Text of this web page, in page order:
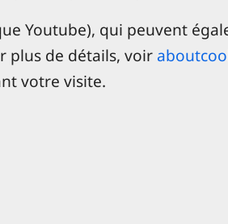
Youtube), qui peuvent
plus de détails, voir
votre visite.